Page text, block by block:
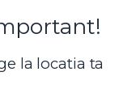
la locatia ta